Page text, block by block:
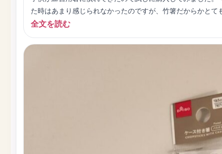
た時はあまり感じられなかったのですが、竹箸だからかとて
全文を読む